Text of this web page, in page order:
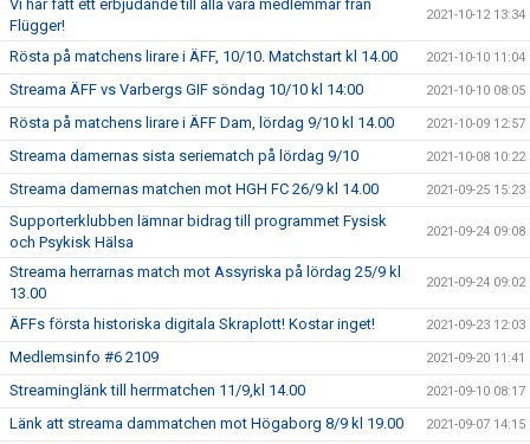
Vi har fått ett erbjudande till alla våra medlemmar från
Flügger!
2021-10-12 13:34
Rösta på matchens lirare i ÄFF, 10/10. Matchstart kl 14.00 2021-10-10 11:04
Streama ÄFF vs Varbergs GIF söndag 10/10 kl 14:00 2021-10-10 08:05
Rösta på matchens lirare i ÄFF Dam, lördag 9/10 kl 14.00 2021-10-09 12:57
Streama damernas sista seriematch på lördag 9/10 2021-10-08 10:22
Streama damernas matchen mot HGH FC 26/9 kl 14.00 2021-09-25 15:23
Supporterklubben lämnar bidrag till programmet Fysisk
och Psykisk Hälsa
2021-09-24 09:08
Streama herrarnas match mot Assyriska på lördag 25/9 kl
13.00
2021-09-24 09:02
ÄFFs första historiska digitala Skraplott! Kostar inget! 2021-09-23 12:03
Medlemsinfo #6 2109 2021-09-20 11:41
Streaminglänk till herrmatchen 11/9,kl 14.00 2021-09-10 08:17
Länk att streama dammatchen mot Högaborg 8/9 kl 19.00 2021-09-07 14:15